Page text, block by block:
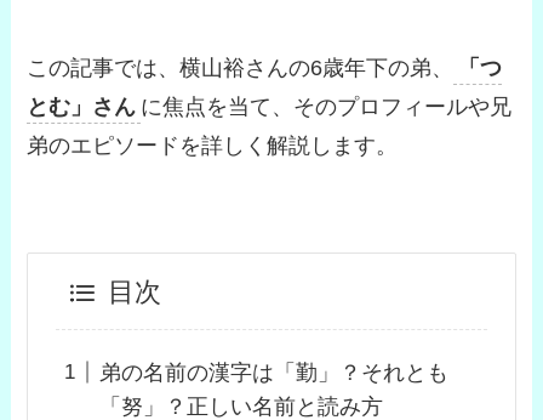
この記事では、横山裕さんの6歳年下の弟、
「つ
とむ」さん に焦点を当て、そのプロフィールや兄
弟のエピソードを詳しく解説します。
目次
弟の名前の漢字は「勤」？それとも
「努」？正しい名前と読み方